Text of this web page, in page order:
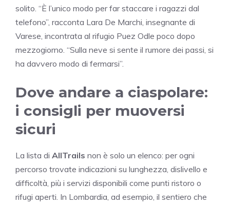
solito. “È l’unico modo per far staccare i ragazzi dal
telefono”, racconta Lara De Marchi, insegnante di
Varese, incontrata al rifugio Puez Odle poco dopo
mezzogiorno. “Sulla neve si sente il rumore dei passi, si
ha davvero modo di fermarsi”.
Dove andare a ciaspolare:
i consigli per muoversi
sicuri
La lista di AllTrails non è solo un elenco: per ogni
percorso trovate indicazioni su lunghezza, dislivello e
difficoltà, più i servizi disponibili come punti ristoro o
rifugi aperti. In Lombardia, ad esempio, il sentiero che